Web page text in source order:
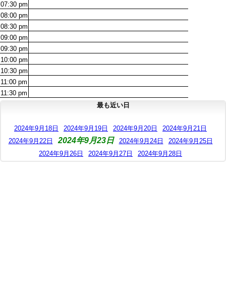
07:30 pm
08:00 pm
08:30 pm
09:00 pm
09:30 pm
10:00 pm
10:30 pm
11:00 pm
11:30 pm
最も近い日
2024年9月18日 2024年9月19日 2024年9月20日
2024年9月21日
2024年9月22日
2024年9月23日 2024年9月24日
2024年9月25日
2024年9月26日
2024年9月27日 2024年9月28日